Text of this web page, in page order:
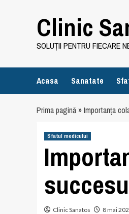
Clinic
SOLUȚII PENTRU FIECARE
Acasa Sanatate
Prima pagină»Importanța
Sfatul medicului
Clinic Sanatos 8 mai